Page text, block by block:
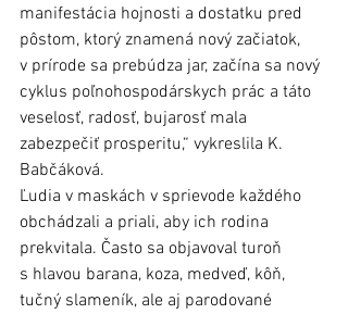
manifestácia hojnosti a dostatku pred
pôstom, ktorý znamená nový začiatok,
v prírode sa prebúdza jar, začína sa nový
cyklus poľnohospodárskych prác a táto
veselosť, radosť, bujarosť mala
zabezpečiť prosperitu,“ vykreslila K.
Babčáková.
Ľudia v maskách v sprievode každého
obchádzali a priali, aby ich rodina
prekvitala. Často sa objavoval turoň
s hlavou barana, koza, medveď, kôň,
tučný slameník, ale aj parodované